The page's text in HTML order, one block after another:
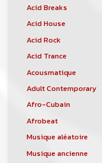
Acid Breaks
Acid House
Acid Rock
Acid Trance
Acousmatique
Adult Contemporary
Afro-Cubain
Afrobeat
Musique aléatoire
Musique ancienne